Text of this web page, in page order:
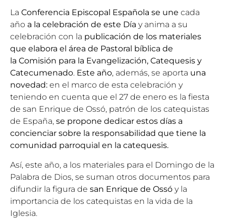
La Conferencia Episcopal Española se une cada
año a la celebración de este Día y anima a su
celebración con la publicación de los materiales
que elabora el área de Pastoral bíblica de
la Comisión para la Evangelización, Catequesis y
Catecumenado. Este año, además, se aporta una
novedad: en el marco de esta celebración y
teniendo en cuenta que el 27 de enero es la fiesta
de san Enrique de Ossó, patrón de los catequistas
de España, se propone dedicar estos días a
concienciar sobre la responsabilidad que tiene la
comunidad parroquial en la catequesis.
Así, este año, a los materiales para el Domingo de la
Palabra de Dios, se suman otros documentos para
difundir la figura de san Enrique de Ossó y la
importancia de los catequistas en la vida de la
Iglesia.